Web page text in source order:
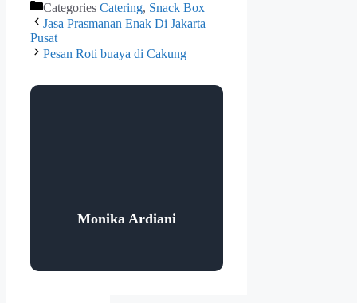
Categories Catering, Snack Box
Jasa Prasmanan Enak Di Jakarta
Pusat
Pesan Roti buaya di Cakung
Monika Ardiani